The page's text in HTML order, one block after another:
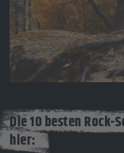
Die 10 besten
hier: